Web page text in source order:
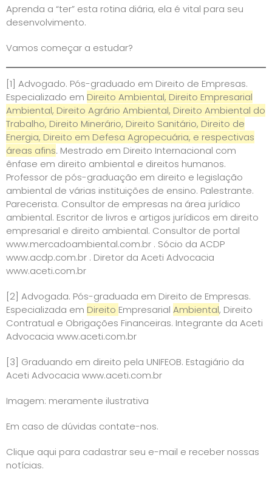
Aprenda a “ter” esta rotina diária, ela é vital para seu
desenvolvimento.
Vamos começar a estudar?
[1] Advogado. Pós-graduado em Direito de Empresas.
Especializado em Direito Ambiental, Direito Empresarial
Ambiental, Direito Agrário Ambiental, Direito Ambiental do
Trabalho, Direito Minerário, Direito Sanitário, Direito de
Energia, Direito em Defesa Agropecuária, e respectivas
áreas afins. Mestrado em Direito Internacional com
ênfase em direito ambiental e direitos humanos.
Professor de pós-graduação em direito e legislação
ambiental de várias instituições de ensino. Palestrante.
Parecerista. Consultor de empresas na área jurídico
ambiental. Escritor de livros e artigos jurídicos em direito
empresarial e direito ambiental. Consultor de portal
www.mercadoambiental.com.br . Sócio da ACDP
www.acdp.com.br . Diretor da Aceti Advocacia
www.aceti.com.br
[2] Advogada. Pós-graduada em Direito de Empresas.
Especializada em Direito Empresarial Ambiental, Direito
Contratual e Obrigações Financeiras. Integrante da Aceti
Advocacia www.aceti.com.br
[3] Graduando em direito pela UNIFEOB. Estagiário da
Aceti Advocacia www.aceti.com.br
Imagem: meramente ilustrativa
Em caso de dúvidas contate-nos.
Clique aqui para cadastrar seu e-mail e receber nossas
notícias.